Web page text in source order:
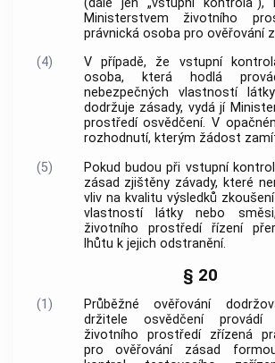
Ministerstvem životního
právnická osoba pro ověřování
(4)
V případě, že vstupní
osoba, která hodlá
nebezpečných vlastností
dodržuje zásady, vydá jí
prostředí osvědčení. V
rozhodnutí, kterým žádost
(5)
Pokud budou při vstupní
zásad zjištěny závady, které
vliv na kvalitu výsledků
vlastností látky nebo
životního prostředí řízení
lhůtu k jejich odstranění.
§ 20
(1)
Průběžné ověřování
držitele osvědčení provádí
životního prostředí zřízená
pro ověřování zásad